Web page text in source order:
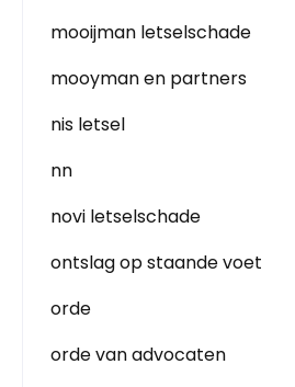
mooijman letselschade
mooyman en partners
nis letsel
nn
novi letselschade
ontslag op staande voet
orde
orde van advocaten